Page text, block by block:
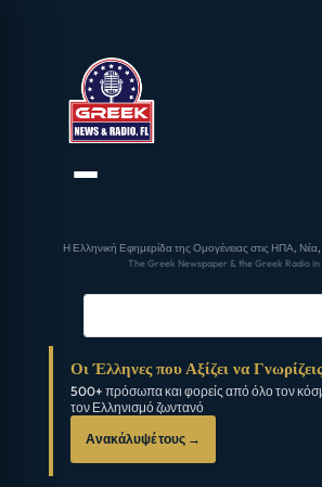
Η Ελληνική Εφημερίδα της Ομογένειας στις ΗΠΑ, Νέα,
The Greek Newspaper & the Greek Radio in
Οι Έλληνες που Αξίζει να Γνωρίζεις
500+ πρόσωπα και φορείς από όλο τον
τον Ελληνισμό ζωντανό
Ανακάλυψέ τους →